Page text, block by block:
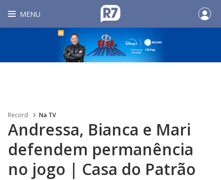
MENU
Record Na TV
Andressa, Bianca e Mari
defendem permanência
no jogo | Casa do Patrão